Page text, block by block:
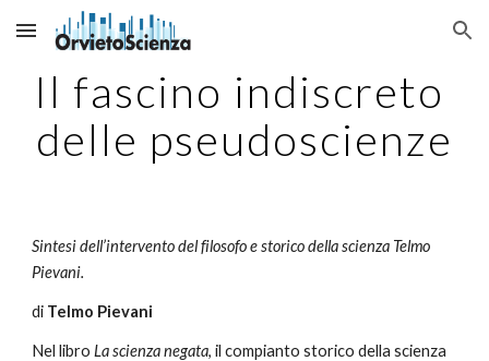
Skip to main content Skip to navigation
Il fascino indiscreto
delle pseudoscienze
Sintesi dell’intervento del filosofo e storico della scienza Telmo
Pievani.
di Telmo Pievani
Nel libro La scienza negata, il compianto storico della scienza